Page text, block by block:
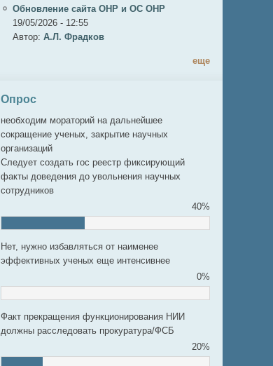
Обновление сайта ОНР и ОС ОНР
19/05/2026 - 12:55
Автор: А.Л. Фрадков
еще
Опрос
необходим мораторий на дальнейшее
сокращение ученых, закрытие научных
организаций
Следует создать гос реестр фиксирующий
факты доведения до увольнения научных
сотрудников
40%
Нет, нужно избавляться от наименее
эффективных ученых еще интенсивнее
0%
Факт прекращения функционирования НИИ
должны расследовать прокуратура/ФСБ
20%